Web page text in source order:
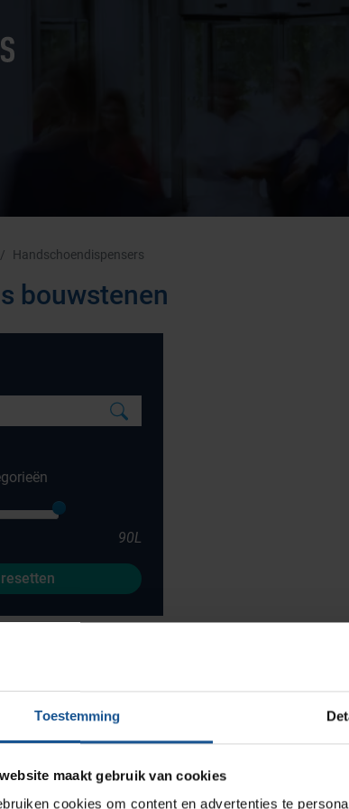
Toestemming
maakt gebruik van cookies
cookies om content en advertenties te
Handschoendispensers
bouwstenen
90L
middelen als bouwstenen van totaaloplossingen,
klinieken
Medische
Medische
Medicijn- en